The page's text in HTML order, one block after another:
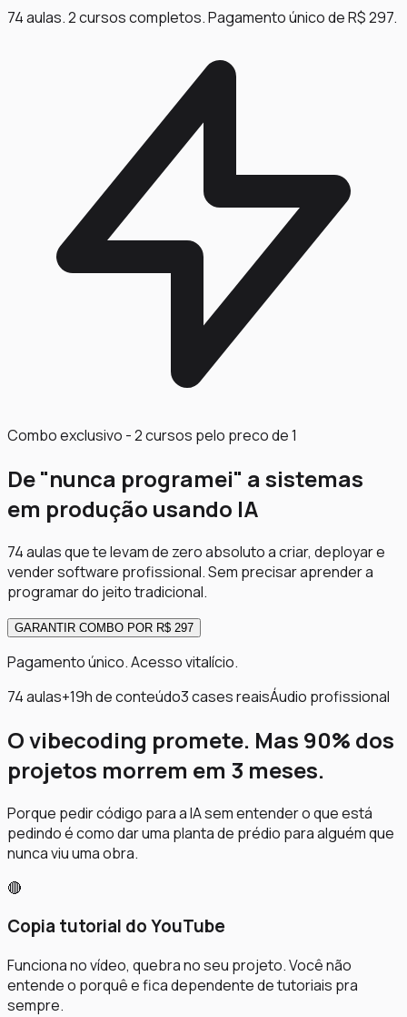
74 aulas. 2 cursos completos. Pagamento único de R$ 297.
Combo exclusivo - 2 cursos pelo preco de 1
De "nunca programei" a sistemas
em produção usando IA
74 aulas que te levam de zero absoluto a criar, deployar e
vender software profissional. Sem precisar aprender a
programar do jeito tradicional.
GARANTIR COMBO POR R$ 297
Pagamento único. Acesso vitalício.
74 aulas+19h de conteúdo3 cases reaisÁudio profissional
O vibecoding promete. Mas 90% dos
projetos morrem em 3 meses.
Porque pedir código para a IA sem entender o que está
pedindo é como dar uma planta de prédio para alguém que
nunca viu uma obra.
🔴
Copia tutorial do YouTube
Funciona no vídeo, quebra no seu projeto. Você não
entende o porquê e fica dependente de tutoriais pra
sempre.